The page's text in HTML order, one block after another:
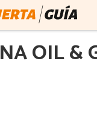
OIL &